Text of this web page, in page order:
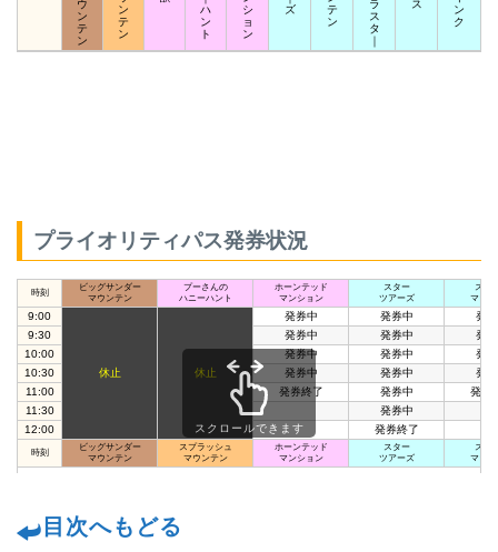
ウ
ン
テ
ン
ン
テ
ン
ハ
ン
ト
シ
ョ
ン
ズ
テ
ン
ラ
ス
タ
｜
ス
ン
ク
プライオリティパス発券状況
時刻
ビッグサンダー
マウンテン
プーさんの
ハニーハント
ホーンテッド
マンション
スター
ツアーズ
スペ
マウン
9:00
休止 休止
発券中 発券中
発
9:30
発券中 発券中
発
10:00
発券中 発券中
発
10:30
発券中 発券中
発
11:00
発券終了 発券中
発券
11:30
発券中
12:00
発券終了
時刻
ビッグサンダー
マウンテン
スプラッシュ
マウンテン
ホーンテッド
マンション
スター
ツアーズ
スペ
マウン
スクロールできます
目次へもどる